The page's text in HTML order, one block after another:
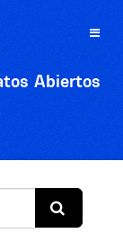
Toggle
Abiertos